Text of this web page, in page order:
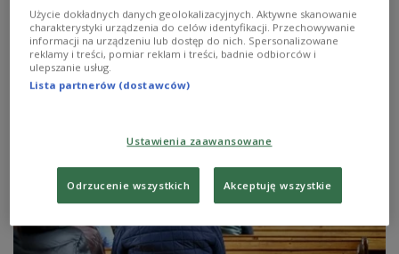
liczenie ptaków. Dzięki tej akcji, ornitolodzy uzyskują
informacje o stanie populacji ptaków w Polsce.
Zobacz więcej na temat:Trójka Zobacz także
Michał Jędrkowiak
ptaki zima ornitologia
Użycie dokładnych danych geolokalizacyjnych. Aktywne skanowanie
charakterystyki urządzenia do celów identyfikacji. Przechowywanie
informacji na urządzeniu lub dostęp do nich. Spersonalizowane
reklamy i treści, pomiar reklam i treści, badnie odbiorców i
ulepszanie usług.
Lista partnerów (dostawców)
Ustawienia zaawansowane
Odrzucenie wszystkich Akceptuję wszystkie